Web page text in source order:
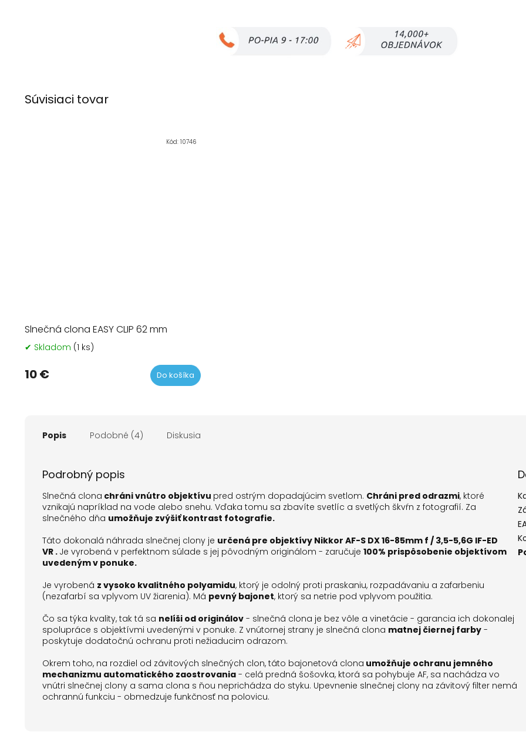
Súvisiaci tovar
Slnečná clona EASY CLIP 62 mm
produktu
✔ Skladom (1 ks)
10 € Do košíka
Kód: 10746
Popis Podobné (4) Diskusia
Podrobný popis
Slnečná clona chráni vnútro objektívu pred ostrým dopadajúcim svetlom. Chráni pred odrazmi, ktoré
vznikajú napríklad na vode alebo snehu. Vďaka tomu sa zbavíte svetlíc a svetlých škvŕn z fotografií. Za
slnečného dňa umožňuje zvýšiť kontrast fotografie.
Táto dokonalá náhrada slnečnej clony je určená pre objektívy Nikkor AF-S DX 16-85mm f / 3,5-5,6G IF-ED
VR . Je vyrobená v perfektnom súlade s jej pôvodným originálom - zaručuje 100% prispôsobenie objektívom
uvedeným v ponuke.
Je vyrobená z vysoko kvalitného polyamidu, ktorý je odolný proti praskaniu, rozpadávaniu a zafarbeniu
(nezafarbí sa vplyvom UV žiarenia). Má pevný bajonet, ktorý sa netrie pod vplyvom použitia.
Čo sa týka kvality, tak tá sa nelíši od originálov - slnečná clona je bez vôle a vinetácie - garancia ich dokonalej
spolupráce s objektívmi uvedenými v ponuke. Z vnútornej strany je slnečná clona matnej čiernej farby -
poskytuje dodatočnú ochranu proti nežiaducim odrazom.
Okrem toho, na rozdiel od závitových slnečných clon, táto bajonetová clona umožňuje ochranu jemného
mechanizmu automatického zaostrovania - celá predná šošovka, ktorá sa pohybuje AF, sa nachádza vo
vnútri slnečnej clony a sama clona s ňou neprichádza do styku. Upevnenie slnečnej clony na závitový filter nemá
ochrannú funkciu - obmedzuje funkčnosť na polovicu.